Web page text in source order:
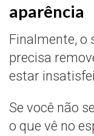
aparência
Finalmente, o
precisa
estar
Se você não
o que vê no